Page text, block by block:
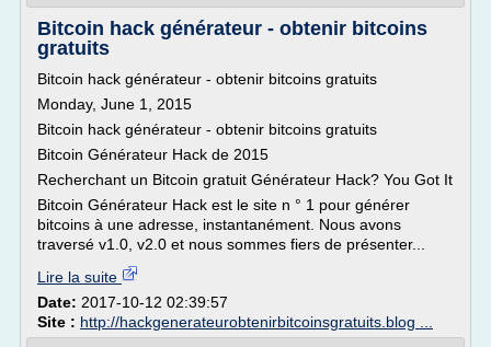
Bitcoin hack générateur - obtenir bitcoins
gratuits
Bitcoin hack générateur - obtenir bitcoins gratuits
Monday, June 1, 2015
Bitcoin hack générateur - obtenir bitcoins gratuits
Bitcoin Générateur Hack de 2015
Recherchant un Bitcoin gratuit Générateur Hack? You Got It
Bitcoin Générateur Hack est le site n ° 1 pour générer
bitcoins à une adresse, instantanément. Nous avons
traversé v1.0, v2.0 et nous sommes fiers de présenter...
Lire la suite
Date: 2017-10-12 02:39:57
Site : http://hackgenerateurobtenirbitcoinsgratuits.blog ...